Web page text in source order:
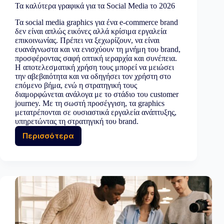
Τα καλύτερα γραφικά για τα Social Media το 2026
Τα social media graphics για ένα e-commerce brand
δεν είναι απλώς εικόνες αλλά κρίσιμα εργαλεία
επικοινωνίας. Πρέπει να ξεχωρίζουν, να είναι
ευανάγνωστα και να ενισχύουν τη μνήμη του brand,
προσφέροντας σαφή οπτική ιεραρχία και συνέπεια.
Η αποτελεσματική χρήση τους μπορεί να μειώσει
την αβεβαιότητα και να οδηγήσει τον χρήστη στο
επόμενο βήμα, ενώ η στρατηγική τους
διαμορφώνεται ανάλογα με το στάδιο του customer
journey. Με τη σωστή προσέγγιση, τα graphics
μετατρέπονται σε ουσιαστικά εργαλεία ανάπτυξης,
υπηρετώντας τη στρατηγική του brand.
Περισσότερα
Τα
καλύτερα
τα
Social
Media
το
2026